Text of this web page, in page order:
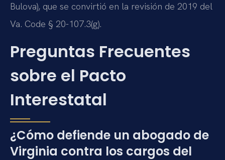
Bulova), que se convirtió en la revisión de 2019 del
Va. Code § 20-107.3(g).
Preguntas Frecuentes
sobre el Pacto
Interestatal
¿Cómo defiende un abogado de
Virginia contra los cargos del